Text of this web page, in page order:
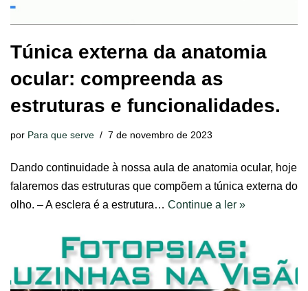
Túnica externa da anatomia
ocular: compreenda as
estruturas e funcionalidades.
por Para que serve 7 de novembro de 2023
Dando continuidade à nossa aula de anatomia ocular, hoje
falaremos das estruturas que compõem a túnica externa do
olho. – A esclera é a estrutura… Continue a ler »